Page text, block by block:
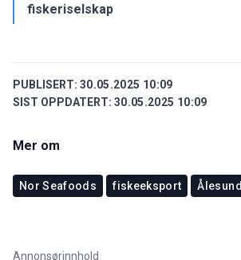
fiskeriselskap
PUBLISERT: 30.05.2025 10:09
SIST OPPDATERT: 30.05.2025 10:09
Mer om
Nor Seafoods fiskeeksport Ålesund
Annonsørinnhold